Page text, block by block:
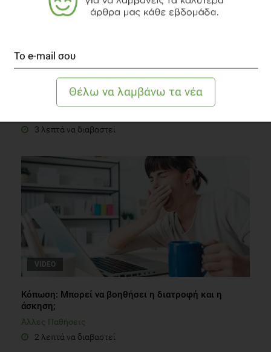
Διατροφή: Πρόσθεση η αφαίρεση;
3 λεπτά να διαβαστεί
VIDEO
Κόπωση: Μπορεί να βοηθήσει η διατροφή και η
άσκηση;
Άλλες Παθήσεις
2 λεπτά να διαβαστεί